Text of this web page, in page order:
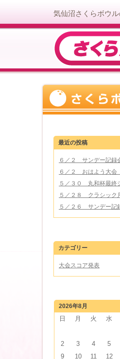
気仙沼さくらボウ
最近の投稿
６／２ サンデー記
６／２ おはよう大
５／３０ 丸和杯最
５／２８ クラシッ
５／２６ サンデー
カテゴリー
大会スコア発表
2026年8月
日 月 火 水
2
3 4 5
9
10 11 12